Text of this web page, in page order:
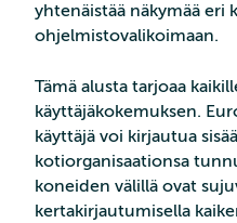
yhtenäistää näkymää eri
ohjelmistovalikoimaan.
Tämä alusta tarjoaa
käyttäjäkokemuksen.
käyttäjä voi kirjautua
kotiorganisaationsa
koneiden välillä ovat
kertakirjautumisella